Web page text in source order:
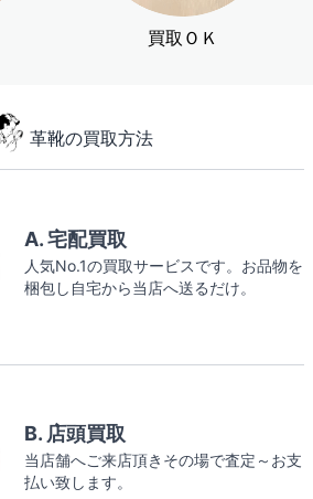
買取ＯＫ
革靴の買取方法
A. 宅配買取
人気No.1の買取サービスです。お品物を
梱包し自宅から当店へ送るだけ。
B. 店頭買取
当店舗へご来店頂きその場で査定～お支
払い致します。